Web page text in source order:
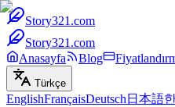
Story321.com
Story321.com
Anasayfa
Blog
Türkçe
EnglishFrançaisDeutsch 日本語